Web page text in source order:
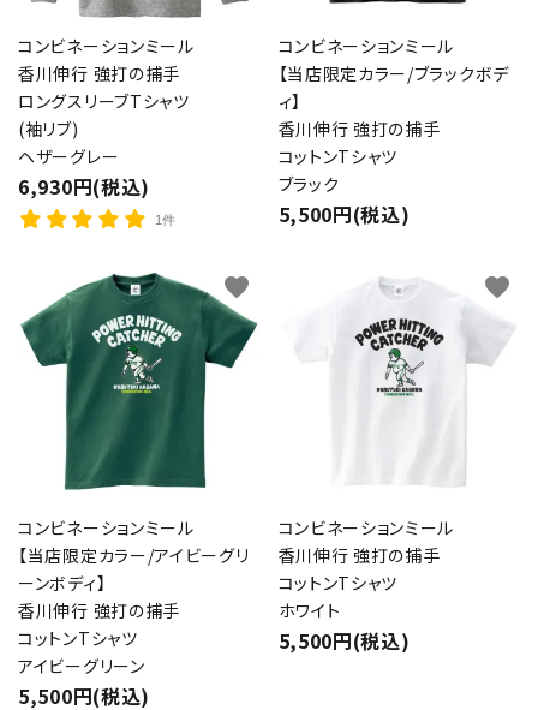
コンビネーションミール
香川伸行 強打の捕手
ロングスリーブTシャツ
(袖リブ)
ヘザーグレー
6,930円(税込)
1件
コンビネーションミール
【当店限定カラー/ブラックボデ
ィ】
香川伸行 強打の捕手
コットンTシャツ
ブラック
5,500円(税込)
コンビネーションミール
【当店限定カラー/アイビーグリ
ーンボディ】
香川伸行 強打の捕手
コットンTシャツ
アイビーグリーン
5,500円(税込)
favorite
コンビネーションミール
香川伸行 強打の捕手
コットンTシャツ
ホワイト
5,500円(税込)
favorite
キーワード
close